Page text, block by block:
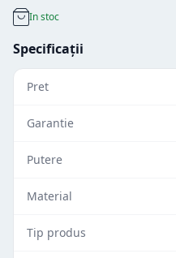
In stoc
Specificații
Pret
Garantie
Putere
Material
Tip produs